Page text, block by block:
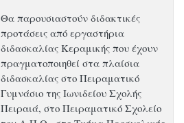
Θα παρουσιαστούν διδακτικές
προτάσεις από εργαστήρια
διδασκαλίας Κεραμικής που έχουν
πραγματοποιηθεί στα πλαίσια
διδασκαλίας στο Πειραματικό
Γυμνάσιο της Ιωνιδείου Σχολής
Πειραιά, στο Πειραματικό Σχολείο